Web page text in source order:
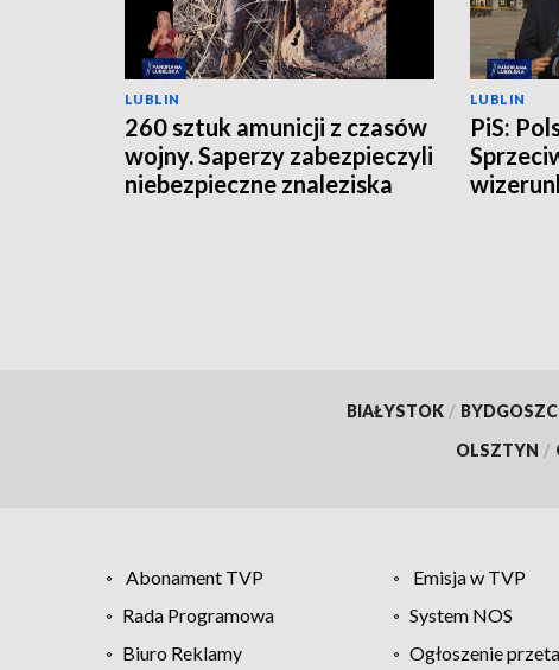
LUBLIN
260 sztuk amunicji z czasów
wojny. Saperzy zabezpieczyli
niebezpieczne znaleziska
LUBLIN
PiS:
BIAŁYSTOK /
OLSZTYN /
Abonament TVP Emisja w TVP
Rada Programowa
System NOS
Biuro Reklamy
Ogłoszenie